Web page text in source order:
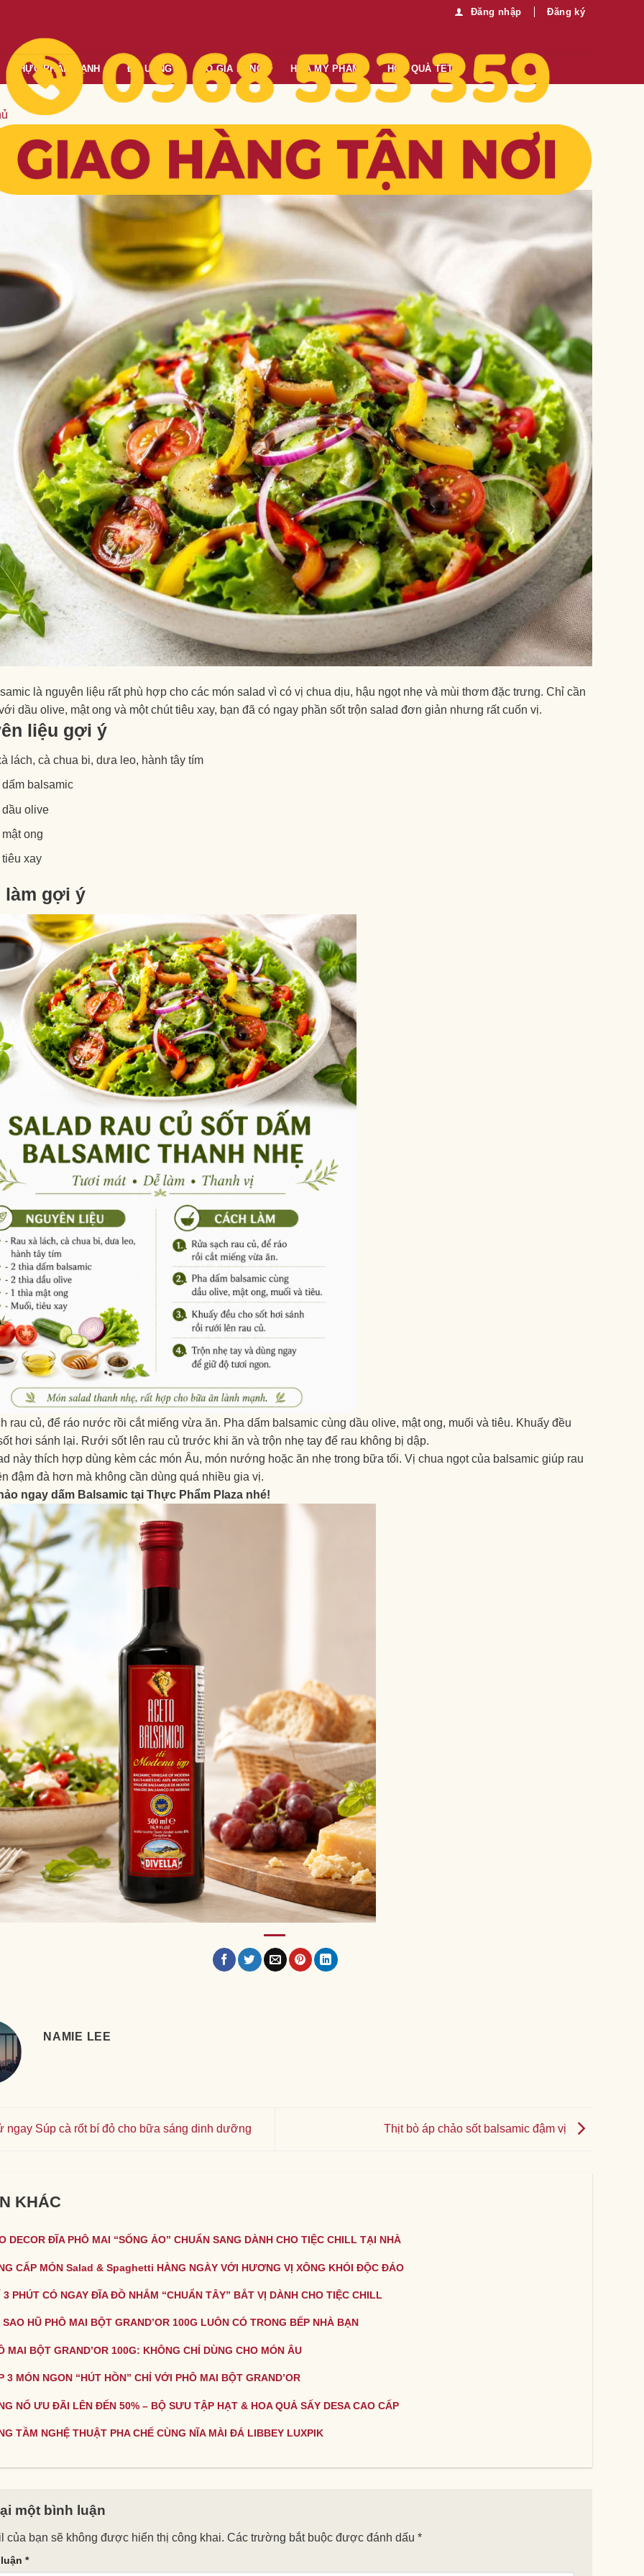
Đăng nhập Đăng ký
THỰC PHẨM LẠNH ĐỒ UỐNG ĐỒ GIA DỤNG HÓA MỸ PHẨM HỘP QUÀ TẾT
thức Salad rau củ sốt dấm balsamic thanh nhẹ
là nguyên liệu rất phù hợp cho các món salad vì có vị chua dịu, hậu ngọt nhẹ và mùi thơm đặc trưng. Chỉ cần
dầu olive, mật ong và một chút tiêu xay, bạn đã có ngay phần sốt trộn salad đơn giản nhưng rất cuốn vị.
liệu gợi ý
lách, cà chua bi, dưa leo, hành tây tím
dấm balsamic
dầu olive
ong
tiêu xay
làm gợi ý
rau củ, để ráo nước rồi cắt miếng vừa ăn. Pha dấm balsamic cùng dầu olive, mật ong, muối và tiêu. Khuấy đều
hơi sánh lại. Rưới sốt lên rau củ trước khi ăn và trộn nhẹ tay để rau không bị dập.
này thích hợp dùng kèm các món Âu, món nướng hoặc ăn nhẹ trong bữa tối. Vị chua ngọt của balsamic giúp rau
đậm đà hơn mà không cần dùng quá nhiều gia vị.
ngay dấm Balsamic tại Thực Phẩm Plaza nhé!
NAMIE LEE
ngay Súp cà rốt bí đỏ cho bữa sáng dinh dưỡng Thịt bò áp chảo sốt balsamic đậm vị
KHÁC
DECOR ĐĨA PHÔ MAI “SỐNG ẢO” CHUẨN SANG DÀNH CHO TIỆC CHILL TẠI NHÀ
CẤP MÓN Salad & Spaghetti HÀNG NGÀY VỚI HƯƠNG VỊ XÔNG KHÓI ĐỘC ĐÁO
3 PHÚT CÓ NGAY ĐĨA ĐỒ NHẮM “CHUẨN TÂY” BẮT VỊ DÀNH CHO TIỆC CHILL
SAO HŨ PHÔ MAI BỘT GRAND’OR 100G LUÔN CÓ TRONG BẾP NHÀ BẠN
MAI BỘT GRAND’OR 100G: KHÔNG CHỈ DÙNG CHO MÓN ÂU
3 MÓN NGON “HÚT HỒN” CHỈ VỚI PHÔ MAI BỘT GRAND’OR
NỔ ƯU ĐÃI LÊN ĐẾN 50% – BỘ SƯU TẬP HẠT & HOA QUẢ SẤY DESA CAO CẤP
TẦM NGHỆ THUẬT PHA CHẾ CÙNG NĨA MÀI ĐÁ LIBBEY LUXPIK
một bình luận
của bạn sẽ không được hiển thị công khai. Các trường bắt buộc được đánh dấu *
*